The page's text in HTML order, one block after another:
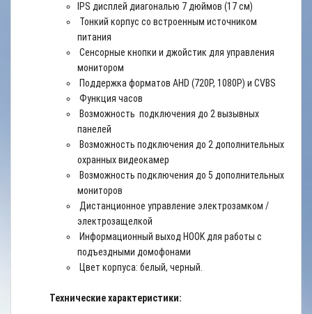
IPS дисплей диагональю 7 дюймов (17 см)
Тонкий корпус со встроенным источником
питания
Сенсорные кнопки и джойстик для управления
монитором
Поддержка форматов AHD (720P, 1080P) и CVBS
Функция часов
Возможность подключения до 2 вызывных
панелей
Возможность подключения до 2 дополнительных
охранных видеокамер
Возможность подключения до 5 дополнительных
мониторов
Дистанционное управление электрозамком /
электрозащелкой
Информационный выход HOOK для работы с
подъездными домофонами
Цвет корпуса: белый, черный.
Технические характеристики: